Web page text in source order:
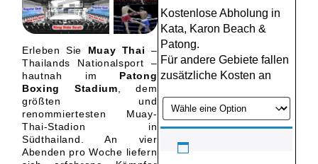
Erleben Sie Muay Thai –
Thailands Nationalsport –
hautnah im Patong
Boxing Stadium , dem
größten und
renommiertesten Muay-
Thai-Stadion in
Südthailand. An vier
Abenden pro Woche liefern
Kostenlose Abholung in
Kata, Karon Beach &
Patong.
Für andere Gebiete fallen
zusätzliche Kosten an